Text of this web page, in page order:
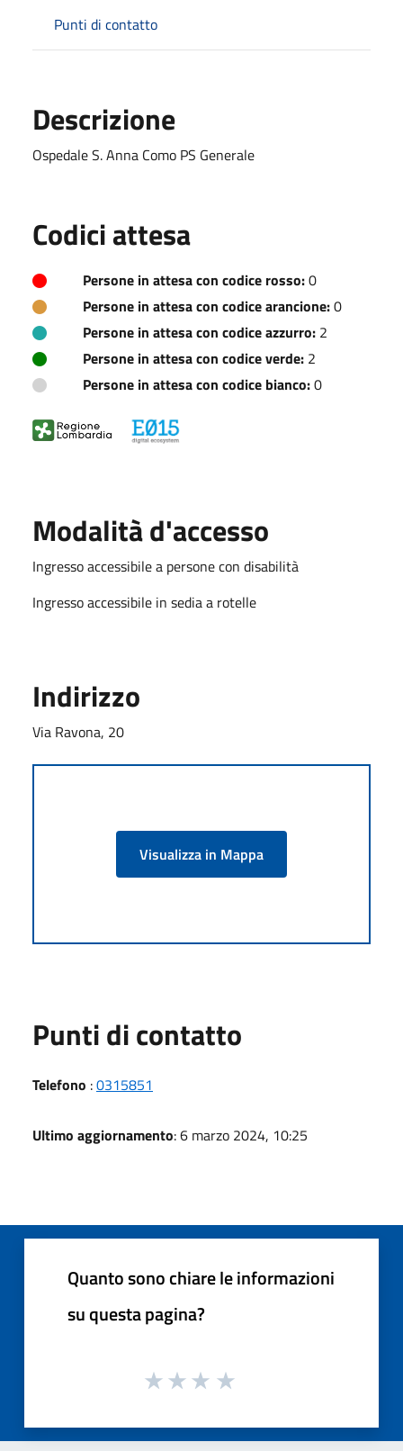
Punti di contatto
Descrizione
Ospedale S. Anna Como PS Generale
Codici attesa
Persone in attesa con codice rosso:0
Persone in attesa con codice arancione:0
Persone in attesa con codice azzurro: 2
Persone in attesa con codice verde: 2
Persone in attesa con codice bianco:0
Modalità d'accesso
Ingresso accessibile a persone con disabilità
Ingresso accessibile in sedia a rotelle
Indirizzo
Via Ravona, 20
Visualizza in Mappa
Punti di contatto
Telefono :0315851
Ultimo aggiornamento: 6 marzo 2024, 10:25
Quanto sono chiare le informazioni
su questa pagina?